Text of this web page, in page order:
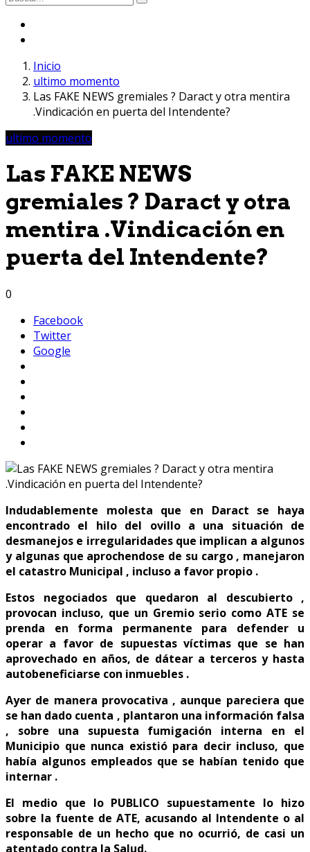
Inicio
ultimo momento
Las FAKE NEWS gremiales ? Daract y otra mentira
.Vindicación en puerta del Intendente?
ultimo momento
Las FAKE NEWS
gremiales ? Daract y otra
mentira .Vindicación en
puerta del Intendente?
0
Facebook
Twitter
Google
Indudablemente molesta que en Daract se haya
encontrado el hilo del ovillo a una situación de
desmanejos e irregularidades que implican a algunos
y algunas que aprochendose de su cargo , manejaron
el catastro Municipal , incluso a favor propio .
Estos negociados que quedaron al descubierto ,
provocan incluso, que un Gremio serio como ATE se
prenda en forma permanente para defender u
operar a favor de supuestas víctimas que se han
aprovechado en años, de dátear a terceros y hasta
autobeneficiarse con inmuebles .
Ayer de manera provocativa , aunque pareciera que
se han dado cuenta , plantaron una información falsa
, sobre una supuesta fumigación interna en el
Municipio que nunca existió para decir incluso, que
había algunos empleados que se habían tenido que
internar .
El medio que lo PUBLICO supuestamente lo hizo
sobre la fuente de ATE, acusando al Intendente o al
responsable de un hecho que no ocurrió, de casi un
atentado contra la Salud.